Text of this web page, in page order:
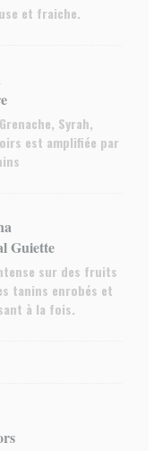
et fraiche.
Syrah,
est amplifiée par
Guiette
sur des fruits
tanins enrobés et
à la fois.